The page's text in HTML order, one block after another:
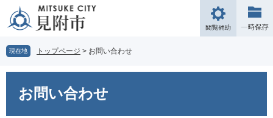
の
先
頭
ー
を
飛
閲
覧
現在地 トップページ > お問い合わせ
お問い合わせ